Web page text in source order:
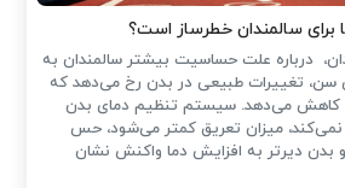
برای سالمندان خطرساز است؟
درباره علت حساسیت بیشتر سالمندان به
سن، تغییرات طبیعی در بدن رخ می‌دهد که
را کاهش می‌دهد. سیستم تنظیم دمای بدن
نمی‌کند، میزان تعریق کمتر می‌شود، حس
دیرتر به افزایش دما واکنش نشان